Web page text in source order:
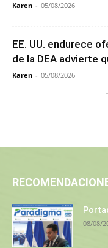
Karen - 05/08/2026
EE. UU. endurece
de la DEA advierte
Karen - 05/08/2026
08/08/